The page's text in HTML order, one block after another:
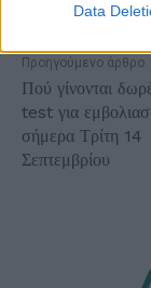
Data
Προηγούμενο άρθρο
Πού γίνονται
test για
σήμερα Τρίτη 14
Σεπτεμβρίου